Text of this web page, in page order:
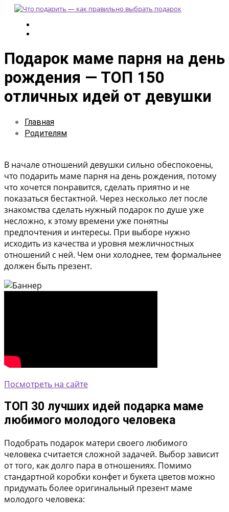
Подарок маме парня на день
рождения — ТОП 150
отличных идей от девушки
Главная
Родителям
В начале отношений девушки сильно обеспокоены,
что подарить маме парня на день рождения, потому
что хочется понравится, сделать приятно и не
показаться бестактной. Через несколько лет после
знакомства сделать нужный подарок по душе уже
несложно, к этому времени уже понятны
предпочтения и интересы. При выборе нужно
исходить из качества и уровня межличностных
отношений с ней. Чем они холоднее, тем формальнее
должен быть презент.
Посмотреть на сайте
ТОП 30 лучших идей подарка маме
любимого молодого человека
Подобрать подарок матери своего любимого
человека считается сложной задачей. Выбор зависит
от того, как долго пара в отношениях. Помимо
стандартной коробки конфет и букета цветов можно
придумать более оригинальный презент маме
молодого человека: